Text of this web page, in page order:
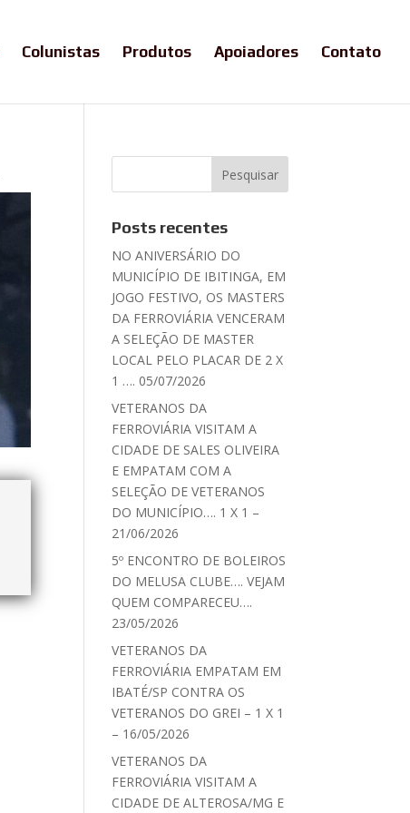
Colunistas Produtos Apoiadores Contato
Posts recentes
NO ANIVERSÁRIO DO
MUNICÍPIO DE IBITINGA, EM
JOGO FESTIVO, OS MASTERS
DA FERROVIÁRIA VENCERAM
A SELEÇÃO DE MASTER
LOCAL PELO PLACAR DE 2 X
1 …. 05/07/2026
VETERANOS DA
FERROVIÁRIA VISITAM A
CIDADE DE SALES OLIVEIRA
E EMPATAM COM A
SELEÇÃO DE VETERANOS
DO MUNICÍPIO…. 1 X 1 –
21/06/2026
5º ENCONTRO DE BOLEIROS
DO MELUSA CLUBE…. VEJAM
QUEM COMPARECEU….
23/05/2026
VETERANOS DA
FERROVIÁRIA EMPATAM EM
IBATÉ/SP CONTRA OS
VETERANOS DO GREI – 1 X 1
– 16/05/2026
VETERANOS DA
FERROVIÁRIA VISITAM A
CIDADE DE ALTEROSA/MG E